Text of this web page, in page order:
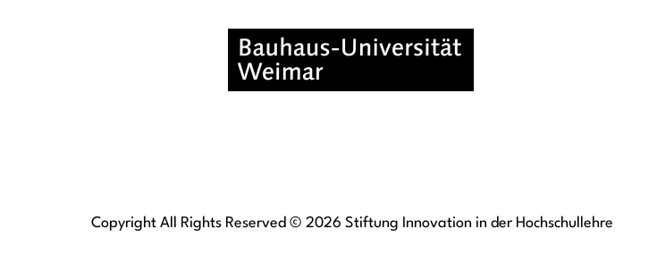
Copyright All Rights Reserved © 2026 Stiftung Innovation in der Hochschullehre